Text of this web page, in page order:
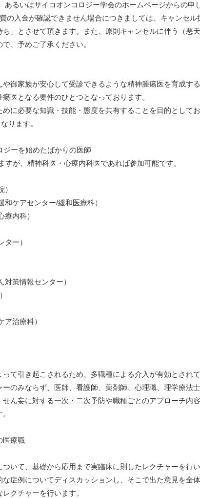
るいはサイコオンコロジー学会のホームページからの申
の入金が確認できません場合につきましては、キャンセル
」とさせて頂きます。また、原則キャンセルに伴う（悪
、予めご了承ください。
御家族が安心して受診できるような精神腫瘍医を育成す
医となる要件のひとつとなっております。
に必要な知識・技能・態度を共有することを目的としてお
ります。
ジーを始めたばかりの医師
が、精神科医・心療内科医であれば参加可能です。
）
アセンター/緩和医療科）
内科）
ター）
策情報センター）
）
ア治療科）
て引き起こされるため、多職種による介入が有効とされて
のみならず、医師、看護師、薬剤師、心理職、理学療法
ん妄に対する一次・二次予防や職種ごとのアプローチ内
医療職
いて、基礎から応用まで実臨床に則したレクチャーを行い
症例についてディスカッションし、そこで出た意見を全体
クチャーを行います。